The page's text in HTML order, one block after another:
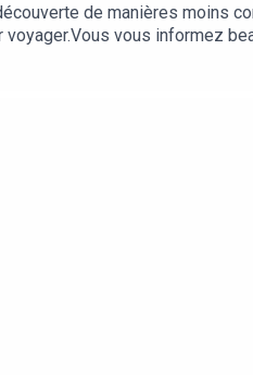
de manières moins
vous informez
comptent vraiment,
» présenté par Clara
Identité graphique :